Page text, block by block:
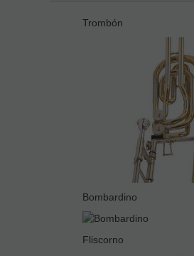
Trombón
Bombardino
Fliscorno